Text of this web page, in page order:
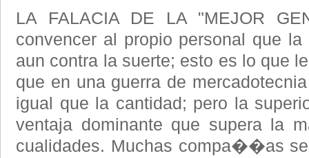
LA FALACIA DE LA "MEJOR
convencer al propio personal que
aun contra la suerte; esto es lo que
que en una guerra de
igual que la cantidad; pero la
ventaja dominante que supera la
cualidades. Muchas compa��as